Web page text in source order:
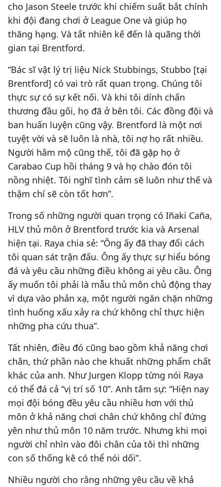
cho Jason Steele trước khi chiếm suất bắt chính
khi đội đang chơi ở League One và giúp họ
thăng hạng. Và tất nhiên kế đến là quãng thời
gian tại Brentford.
“Bác sĩ vật lý trị liệu Nick Stubbings, Stubbo [tại
Brentford] có vai trò rất quan trọng. Chúng tôi
thực sự có sự kết nối. Và khi tôi dính chấn
thương đầu gối, họ đã ở bên tôi. Các đồng đội và
ban huấn luyện cũng vậy. Brentford là một nơi
tuyệt vời và sẽ luôn là nhà, tôi nợ họ rất nhiều.
Người hâm mộ cũng thế, tôi đã gặp họ ở
Carabao Cup hồi tháng 9 và họ chào đón tôi
nồng nhiệt. Tôi nghĩ tình cảm sẽ luôn như thế và
thậm chí sẽ còn tốt hơn”.
Trong số những người quan trọng có Iñaki Caña,
HLV thủ môn ở Brentford trước kia và Arsenal
hiện tại. Raya chia sẻ: “Ông ấy đã thay đổi cách
tôi quan sát trận đấu. Ông ấy thực sự hiểu bóng
đá và yêu cầu những điều không ai yêu cầu. Ông
ấy muốn tôi phải là mẫu thủ môn chủ động thay
vì dựa vào phản xạ, một người ngăn chặn những
tình huống xấu xảy ra chứ không chỉ thực hiện
những pha cứu thua”.
Tất nhiên, điều đó cũng bao gồm khả năng chơi
chân, thứ phần nào che khuất những phẩm chất
khác của anh. Như Jurgen Klopp từng nói Raya
có thể đá cả “vị trí số 10”. Anh tâm sự: “Hiện nay
mọi đội bóng đều yêu cầu nhiều hơn với thủ
môn ở khả năng chơi chân chứ không chỉ đứng
yên như thủ môn 10 năm trước. Nhưng khi mọi
người chỉ nhìn vào đôi chân của tôi thì những
con số thống kê có thể nói dối”.
Nhiều người cho rằng những yêu cầu về khả